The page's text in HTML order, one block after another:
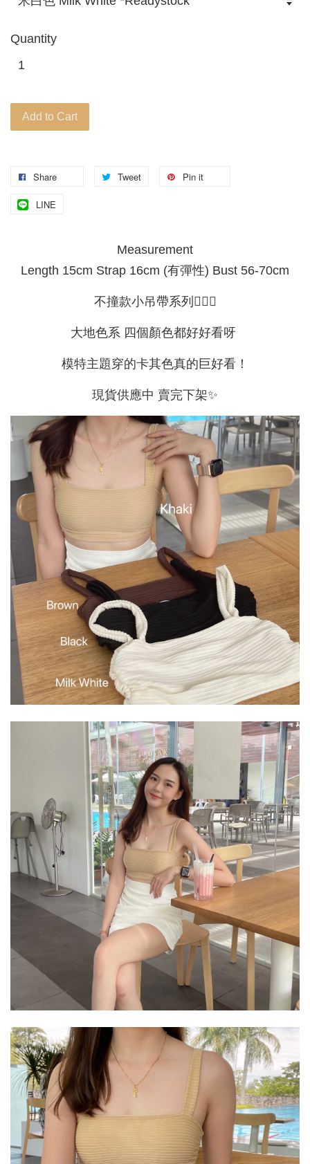
Quantity
Add to Cart
Share Tweet Pin it
LINE
Measurement
Length 15cm Strap 16cm (有彈性) Bust 56-70cm
不撞款小吊帶系列🧏🏻‍♀️
大地色系 四個顏色都好好看呀
模特主題穿的卡其色真的巨好看！
現貨供應中 賣完下架✨